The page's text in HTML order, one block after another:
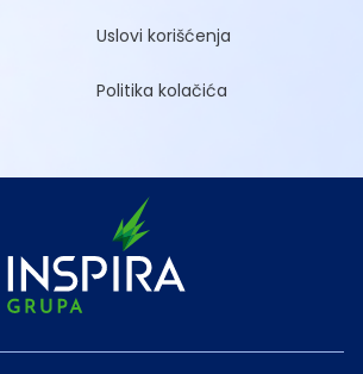
Uslovi korišćenja
Politika kolačića